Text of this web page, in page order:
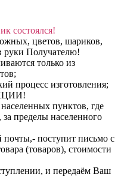
состоялся!
цветов, шариков,
Получателю!
только из
процесс изготовления;
пунктов, где
, за пределы населенного
почты,- поступит письмо с
(товаров), стоимости
и передаём Ваш